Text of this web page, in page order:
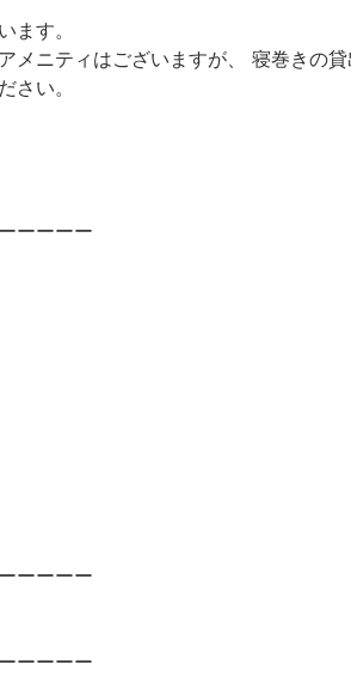
す。
ティはございますが、 寝巻きの貸
い。
ーーーー
ーーーー
ーーーー